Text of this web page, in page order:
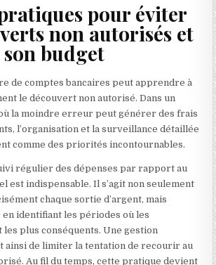
pour éviter
non autorisés et
budget
de comptes bancaires peut apprendre à
le découvert non autorisé. Dans un
la moindre erreur peut générer des frais
l’organisation et la surveillance détaillée
comme des priorités incontournables.
régulier des dépenses par rapport au
est indispensable. Il s’agit non seulement
chaque sortie d’argent, mais
identifiant les périodes où les
plus conséquents. Une gestion
ainsi de limiter la tentation de recourir au
Au fil du temps, cette pratique devient